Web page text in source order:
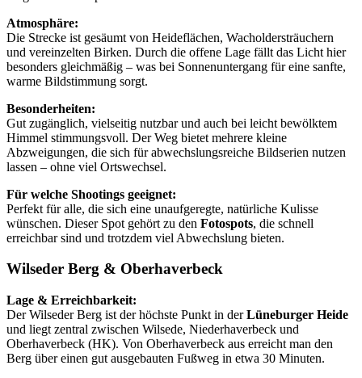
Atmosphäre:
Die Strecke ist gesäumt von Heideflächen, Wacholdersträuchern
und vereinzelten Birken. Durch die offene Lage fällt das Licht hier
besonders gleichmäßig – was bei Sonnenuntergang für eine sanfte,
warme Bildstimmung sorgt.
Besonderheiten:
Gut zugänglich, vielseitig nutzbar und auch bei leicht bewölktem
Himmel stimmungsvoll. Der Weg bietet mehrere kleine
Abzweigungen, die sich für abwechslungsreiche Bildserien nutzen
lassen – ohne viel Ortswechsel.
Für welche Shootings geeignet:
Perfekt für alle, die sich eine unaufgeregte, natürliche Kulisse
wünschen. Dieser Spot gehört zu den Fotospots, die schnell
erreichbar sind und trotzdem viel Abwechslung bieten.
Wilseder Berg & Oberhaverbeck
Lage & Erreichbarkeit:
Der Wilseder Berg ist der höchste Punkt in derLüneburger Heide
und liegt zentral zwischen Wilsede, Niederhaverbeck und
Oberhaverbeck (HK). Von Oberhaverbeck aus erreicht man den
Berg über einen gut ausgebauten Fußweg in etwa 30 Minuten.